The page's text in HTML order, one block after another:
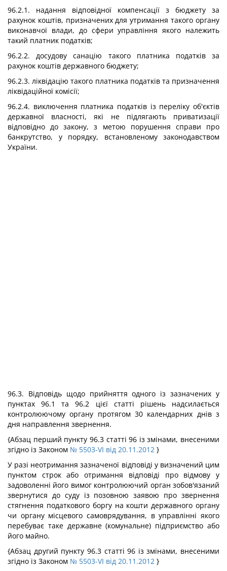
96.2.1. надання відповідної компенсації з бюджету за
рахунок коштів, призначених для утримання такого органу
виконавчої влади, до сфери управління якого належить
такий платник податків;
96.2.2. досудову санацію такого платника податків за
рахунок коштів державного бюджету;
96.2.3. ліквідацію такого платника податків та призначення
ліквідаційної комісії;
96.2.4. виключення платника податків із переліку об'єктів
державної власності, які не підлягають приватизації
відповідно до закону, з метою порушення справи про
банкрутство, у порядку, встановленому законодавством
України.
96.3. Відповідь щодо прийняття одного із зазначених у
пунктах 96.1 та 96.2 цієї статті рішень надсилається
контролюючому органу протягом 30 календарних днів з
дня направлення звернення.
{Абзац перший пункту 96.3 статті 96 із змінами, внесеними
згідно із Законом № 5503-VI від 20.11.2012 }
У разі неотримання зазначеної відповіді у визначений цим
пунктом строк або отримання відповіді про відмову у
задоволенні його вимог контролюючий орган зобов'язаний
звернутися до суду із позовною заявою про звернення
стягнення податкового боргу на кошти державного органу
чи органу місцевого самоврядування, в управлінні якого
перебуває таке державне (комунальне) підприємство або
його майно.
{Абзац другий пункту 96.3 статті 96 із змінами, внесеними
згідно із Законом № 5503-VI від 20.11.2012 }